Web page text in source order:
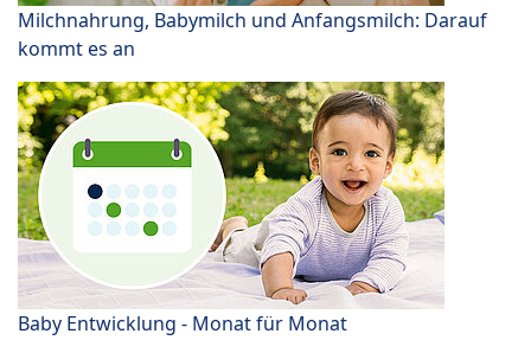
Milchnahrung, Babymilch und Anfangsmilch: Darauf
kommt es an
Baby Entwicklung - Monat für Monat